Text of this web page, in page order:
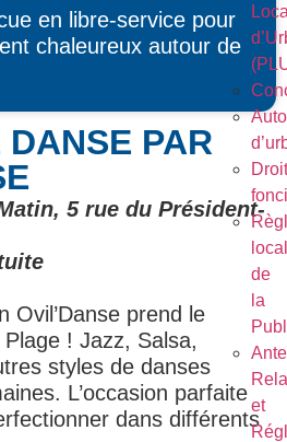
Droit
local
de
la
et
en libre-service pour
chaleureux autour de
PAR
5 rue du Président-
Ovil’Danse prend le
! Jazz, Salsa,
styles de danses
L’occasion parfaite
dans différents